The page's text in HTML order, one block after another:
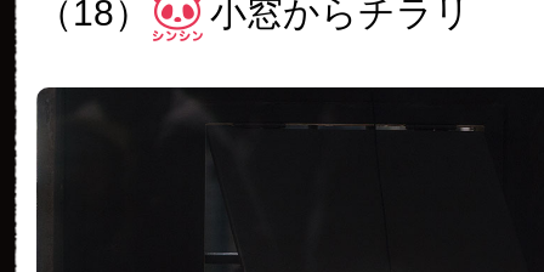
（18） 小窓からチラリ